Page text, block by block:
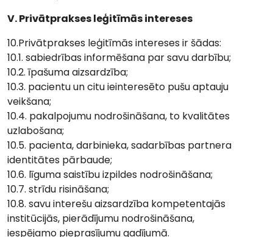
V. Privātprakses leģitīmās intereses
10.Privātprakses leģitīmās intereses ir šādas:
10.1. sabiedrības informēšana par savu darbību;
10.2. īpašuma aizsardzība;
10.3. pacientu un citu ieinteresēto pušu aptauju
veikšana;
10.4. pakalpojumu nodrošināšana, to kvalitātes
uzlabošana;
10.5. pacienta, darbinieka, sadarbības partnera
identitātes pārbaude;
10.6. līguma saistību izpildes nodrošināšana;
10.7. strīdu risināšana;
10.8. savu interešu aizsardzība kompetentajās
institūcijās, pierādījumu nodrošināšana,
iespējamo pieprasījumu gadījumā.